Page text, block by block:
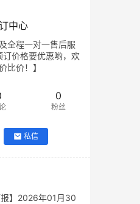
中心
全程一对一售后服
价格要优惠哟，欢
比价！】
0
粉丝
私信
报】2026年01月30